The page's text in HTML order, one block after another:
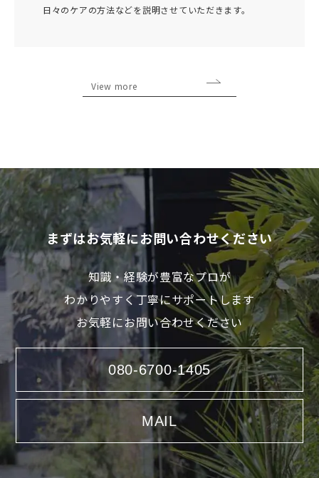
日々のケアの方法などを説明させていただきます。
View more
まずはお気軽にお問い合わせください
知識・経験が豊富なプロが
わかりやすく丁寧にサポートします
お気軽にお問い合わせください
080-6700-1405
MAIL